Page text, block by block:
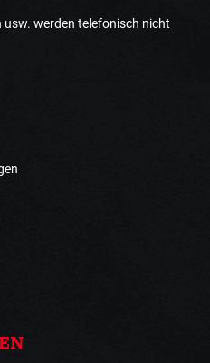
werden telefonisch nicht